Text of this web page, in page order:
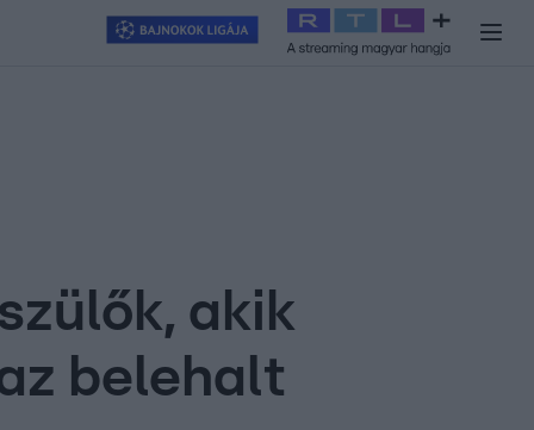
Exek csatája 2026 Celeb vagyok, ments ki innen
akik
belehalt